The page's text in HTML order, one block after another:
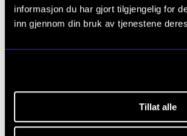
informasjon du har gjort tilgjengelig for
inn gjennom din bruk av tjenestene
Tillat alle
Benjamin Hov Golas (lead)
Emil Haakenstad (bass)